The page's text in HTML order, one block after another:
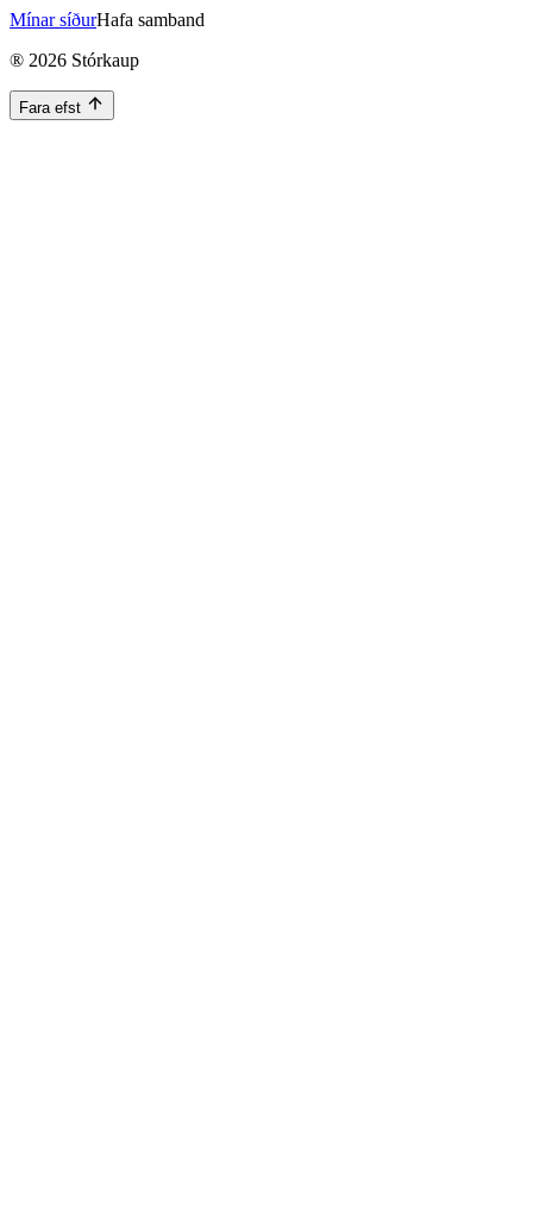
Mínar síðurHafa samband
® 2026 Stórkaup
Fara efst